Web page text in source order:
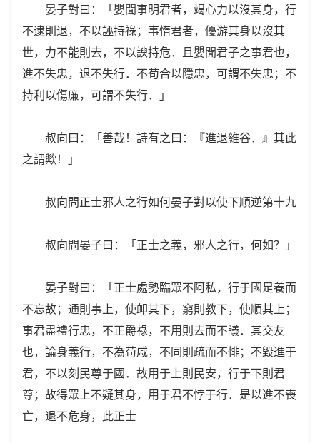
晏子對曰：「嬰聞事明君者，竭心力以沒其身，行
不逮則退，不以誣持祿；事惰君者，優游其身以沒其
世，力不能則去，不以諛持危．且嬰聞君子之事君也，
進不失忠，退不失行．不苟合以隱忠，可謂不失忠；不
持利以傷廉，可謂不失行．」
叔向曰：「善哉！詩有之曰：『進退維谷．』其此
之謂歟！」
叔向問正士邪人之行如何晏子對以使下順逆第十九
叔向問晏子曰：「正士之義，邪人之行，何如？」
晏子對曰：「正士處勢臨眾不阿私，行于國足養而
不忘故；通則事上，使卹其下，窮則教下，使順其上；
事君盡禮行忠，不正爵祿，不用則去而不議．其交友
也，論身義行，不為苟戚，不同則疏而不悱；不毀進于
君，不以刻民尊于國．故用于上則民安，行于下則君
尊；故得眾上不疑其身，用于君不悖于行．是以進不喪
亡，退不危身，此正士